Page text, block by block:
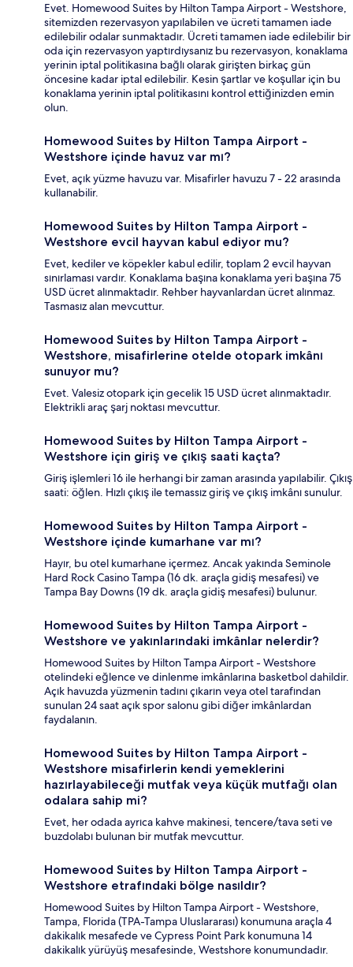
Evet. Homewood Suites by Hilton Tampa Airport - Westshore,
sitemizden rezervasyon yapılabilen ve ücreti tamamen iade
edilebilir odalar sunmaktadır. Ücreti tamamen iade edilebilir bir
oda için rezervasyon yaptırdıysanız bu rezervasyon, konaklama
yerinin iptal politikasına bağlı olarak girişten birkaç gün
öncesine kadar iptal edilebilir. Kesin şartlar ve koşullar için bu
konaklama yerinin iptal politikasını kontrol ettiğinizden emin
olun.
Homewood Suites by Hilton Tampa Airport -
Westshore içinde havuz var mı?
Evet, açık yüzme havuzu var. Misafirler havuzu 7 - 22 arasında
kullanabilir.
Homewood Suites by Hilton Tampa Airport -
Westshore evcil hayvan kabul ediyor mu?
Evet, kediler ve köpekler kabul edilir, toplam 2 evcil hayvan
sınırlaması vardır. Konaklama başına konaklama yeri başına 75
USD ücret alınmaktadır. Rehber hayvanlardan ücret alınmaz.
Tasmasız alan mevcuttur.
Homewood Suites by Hilton Tampa Airport -
Westshore, misafirlerine otelde otopark imkânı
sunuyor mu?
Evet. Valesiz otopark için gecelik 15 USD ücret alınmaktadır.
Elektrikli araç şarj noktası mevcuttur.
Homewood Suites by Hilton Tampa Airport -
Westshore için giriş ve çıkış saati kaçta?
Giriş işlemleri 16 ile herhangi bir zaman arasında yapılabilir. Çıkış
saati: öğlen. Hızlı çıkış ile temassız giriş ve çıkış imkânı sunulur.
Homewood Suites by Hilton Tampa Airport -
Westshore içinde kumarhane var mı?
Hayır, bu otel kumarhane içermez. Ancak yakında Seminole
Hard Rock Casino Tampa (16 dk. araçla gidiş mesafesi) ve
Tampa Bay Downs (19 dk. araçla gidiş mesafesi) bulunur.
Homewood Suites by Hilton Tampa Airport -
Westshore ve yakınlarındaki imkânlar nelerdir?
Homewood Suites by Hilton Tampa Airport - Westshore
otelindeki eğlence ve dinlenme imkânlarına basketbol dahildir.
Açık havuzda yüzmenin tadını çıkarın veya otel tarafından
sunulan 24 saat açık spor salonu gibi diğer imkânlardan
faydalanın.
Homewood Suites by Hilton Tampa Airport -
Westshore misafirlerin kendi yemeklerini
hazırlayabileceği mutfak veya küçük mutfağı olan
odalara sahip mi?
Evet, her odada ayrıca kahve makinesi, tencere/tava seti ve
buzdolabı bulunan bir mutfak mevcuttur.
Homewood Suites by Hilton Tampa Airport -
Westshore etrafındaki bölge nasıldır?
Homewood Suites by Hilton Tampa Airport - Westshore,
Tampa, Florida (TPA-Tampa Uluslararası) konumuna araçla 4
dakikalık mesafede ve Cypress Point Park konumuna 14
dakikalık yürüyüş mesafesinde, Westshore konumundadır.